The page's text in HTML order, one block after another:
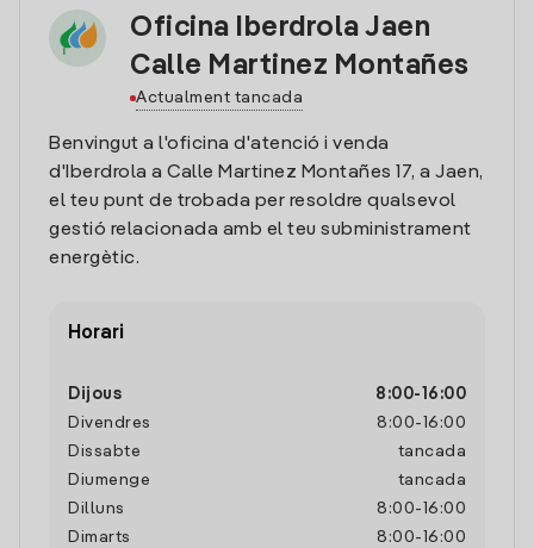
Oficina Iberdrola Jaen
Calle Martinez Montañes
Actualment tancada
Benvingut a l'oficina d'atenció i venda
d'Iberdrola a Calle Martinez Montañes 17, a Jaen,
el teu punt de trobada per resoldre qualsevol
gestió relacionada amb el teu subministrament
energètic.
Horari
Dijous 8:00- 16:00
Divendres
8:00- 16:00
Dissabte
tancada
Diumenge
tancada
Dilluns
8:00- 16:00
Dimarts
8:00- 16:00